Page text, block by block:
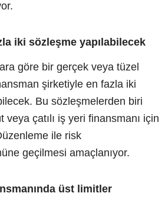
iki sözleşme yapılabilecek
göre bir gerçek veya tüzel
şirketiyle en fazla iki
Bu sözleşmelerden biri
veya çatılı iş yeri finansmanı için
ile risk
geçilmesi amaçlanıyor.
üst limitler